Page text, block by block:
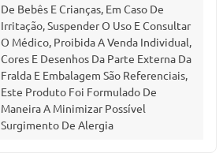
De Bebês E Crianças, Em Caso De
Irritação, Suspender O Uso E Consultar
O Médico, Proibida A Venda Individual,
Cores E Desenhos Da Parte Externa Da
Fralda E Embalagem São Referenciais,
Este Produto Foi Formulado De
Maneira A Minimizar Possível
Surgimento De Alergia